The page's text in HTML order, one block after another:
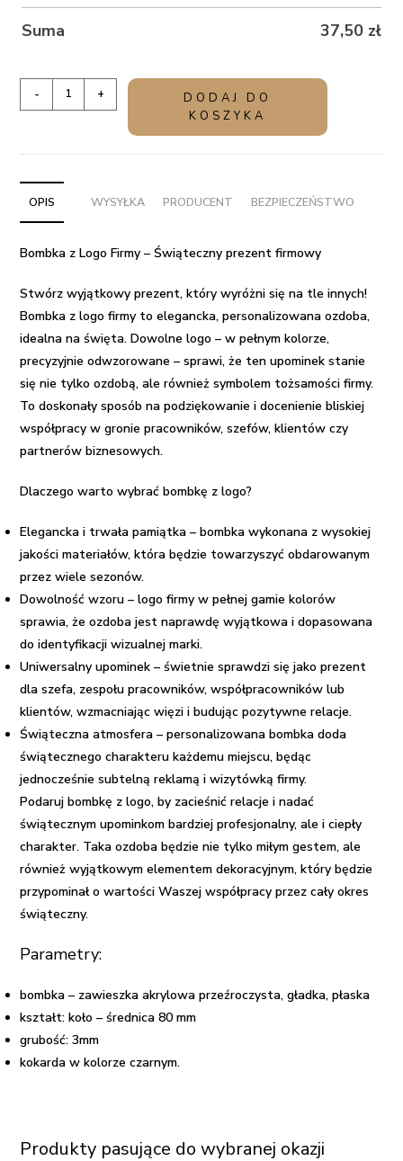
Suma 37,50 zł
Bombka
Firmy
Świąteczny
prezent
- +
DODAJ DO
KOSZYKA
OPIS WYSYŁKA PRODUCENT BEZPIECZEŃSTWO
Bombka z Logo Firmy – Świąteczny prezent firmowy
Stwórz wyjątkowy prezent, który wyróżni się na tle innych!
Bombka z logo firmy to elegancka, personalizowana ozdoba,
idealna na święta. Dowolne logo – w pełnym kolorze,
precyzyjnie odwzorowane – sprawi, że ten upominek stanie
się nie tylko ozdobą, ale również symbolem tożsamości firmy.
To doskonały sposób na podziękowanie i docenienie bliskiej
współpracy w gronie pracowników, szefów, klientów czy
partnerów biznesowych.
Dlaczego warto wybrać bombkę z logo?
Elegancka i trwała pamiątka – bombka wykonana z wysokiej
jakości materiałów, która będzie towarzyszyć obdarowanym
przez wiele sezonów.
Dowolność wzoru – logo firmy w pełnej gamie kolorów
sprawia, że ozdoba jest naprawdę wyjątkowa i dopasowana
do identyfikacji wizualnej marki.
Uniwersalny upominek – świetnie sprawdzi się jako prezent
dla szefa, zespołu pracowników, współpracowników lub
klientów, wzmacniając więzi i budując pozytywne relacje.
Świąteczna atmosfera – personalizowana bombka doda
świątecznego charakteru każdemu miejscu, będąc
jednocześnie subtelną reklamą i wizytówką firmy.
Podaruj bombkę z logo, by zacieśnić relacje i nadać
świątecznym upominkom bardziej profesjonalny, ale i ciepły
charakter. Taka ozdoba będzie nie tylko miłym gestem, ale
również wyjątkowym elementem dekoracyjnym, który będzie
przypominał o wartości Waszej współpracy przez cały okres
świąteczny.
Parametry:
bombka – zawieszka akrylowa przeźroczysta, gładka, płaska
kształt: koło – średnica 80 mm
grubość: 3mm
kokarda w kolorze czarnym.
Produkty pasujące do wybranej okazji